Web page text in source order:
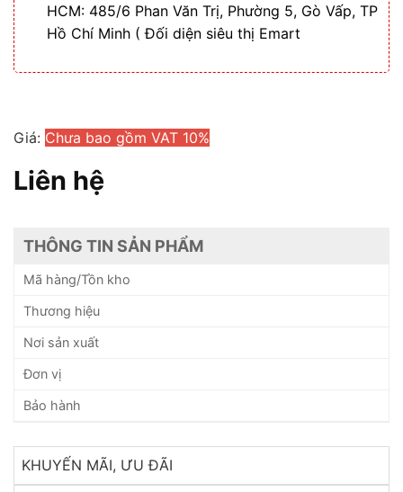
HCM: 485/6 Phan Văn Trị, Phường 5, Gò Vấp, TP
Hồ Chí Minh ( Đối diện siêu thị Emart
Giá: Chưa bao gồm VAT 10%
Liên hệ
THÔNG TIN SẢN PHẨM
Mã hàng/Tồn kho
Thương hiệu
Nơi sản xuất
Đơn vị
Bảo hành
KHUYẾN MÃI, ƯU ĐÃI